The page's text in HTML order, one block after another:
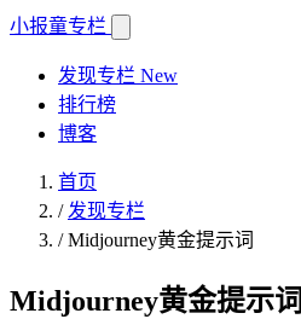
小报童专栏
发现专栏 New
排行榜
博客
首页
/ 发现专栏
/Midjourney黄金提示词
Midjourney黄金提示词